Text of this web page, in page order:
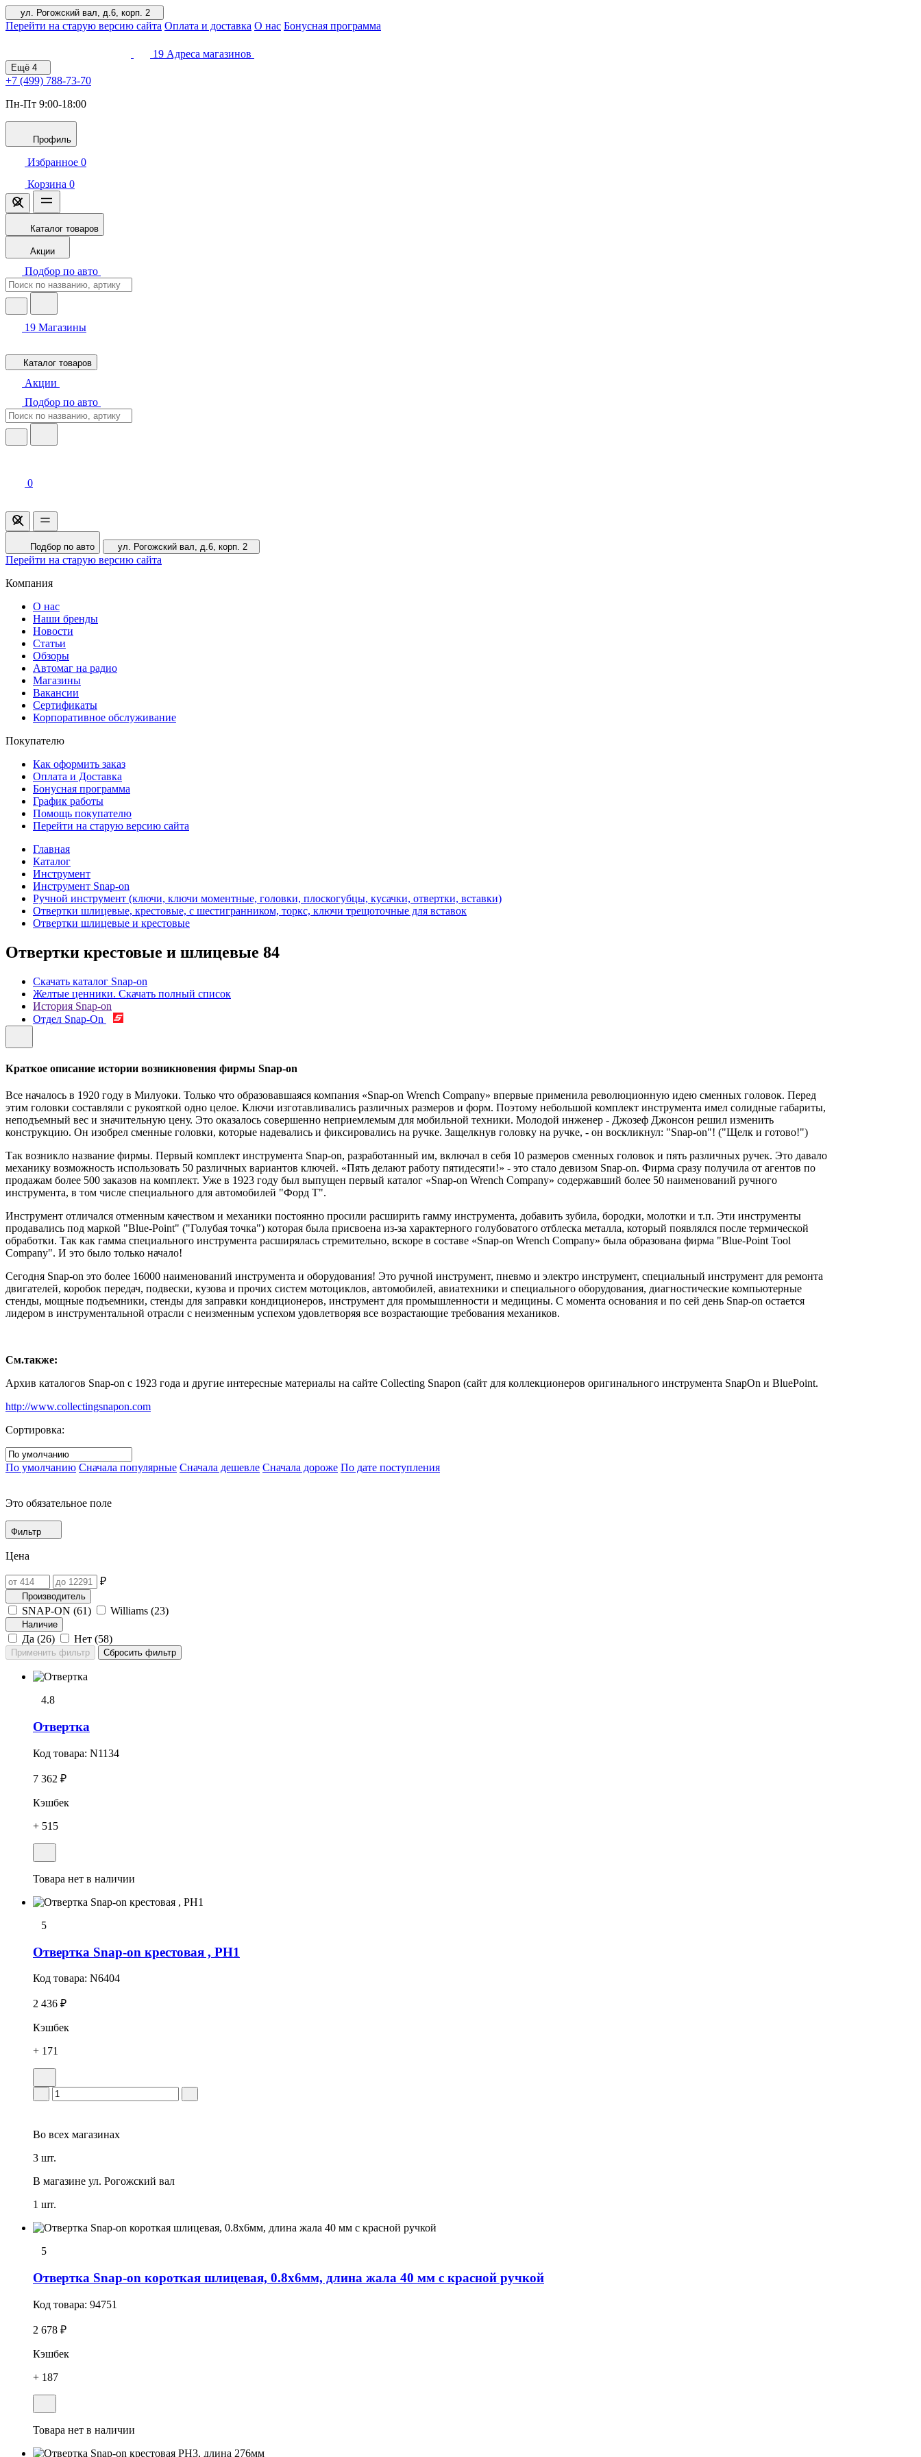
ул. Рогожский вал, д.6, корп. 2
Перейти на старую версию сайта Оплата и доставка О нас Бонусная программа
19 Адреса магазинов
Ещё 4
+7 (499) 788-73-70
Пн-Пт 9:00-18:00
Профиль
Избранное 0
Корзина 0
Каталог товаров
Акции
Подбор по авто
19 Магазины
Каталог товаров
Акции
Подбор по авто
0
Подбор по авто ул. Рогожский вал, д.6, корп. 2
Перейти на старую версию сайта
Компания
О нас
Наши бренды
Новости
Статьи
Обзоры
Автомаг на радио
Магазины
Вакансии
Сертификаты
Корпоративное обслуживание
Покупателю
Как оформить заказ
Оплата и Доставка
Бонусная программа
График работы
Помощь покупателю
Перейти на старую версию сайта
Главная
Каталог
Инструмент
Инструмент Snap-on
Ручной инструмент (ключи, ключи моментные, головки, плоскогубцы, кусачки, отвертки, вставки)
Отвертки шлицевые, крестовые, с шестигранником, торкс, ключи трещоточные для вставок
Отвертки шлицевые и крестовые
Отвертки крестовые и шлицевые 84
Скачать каталог Snap-on
Желтые ценники. Скачать полный список
История Snap-on
Отдел Snap-On
Краткое описание истории возникновения фирмы Snap-on
Все началось в 1920 году в Милуоки. Только что образовавшаяся компания «Snap-on Wrench Company» впервые применила революционную идею сменных головок. Перед
этим головки составляли с рукояткой одно целое. Ключи изготавливались различных размеров и форм. Поэтому небольшой комплект инструмента имел солидные габариты,
неподъемный вес и значительную цену. Это оказалось совершенно неприемлемым для мобильной техники. Молодой инженер - Джозеф Джонсон решил изменить
конструкцию. Он изобрел сменные головки, которые надевались и фиксировались на ручке. Защелкнув головку на ручке, - он воскликнул: "Snap-on"! ("Щелк и готово!")
Так возникло название фирмы. Первый комплект инструмента Snap-on, разработанный им, включал в себя 10 размеров сменных головок и пять различных ручек. Это давало
механику возможность использовать 50 различных вариантов ключей. «Пять делают работу пятидесяти!» - это стало девизом Snap-on. Фирма сразу получила от агентов по
продажам более 500 заказов на комплект. Уже в 1923 году был выпущен первый каталог «Snap-on Wrench Company» содержавший более 50 наименований ручного
инструмента, в том числе специального для автомобилей "Форд Т".
Инструмент отличался отменным качеством и механики постоянно просили расширить гамму инструмента, добавить зубила, бородки, молотки и т.п. Эти инструменты
продавались под маркой "Blue-Point" ("Голубая точка") которая была присвоена из-за характерного голубоватого отблеска металла, который появлялся после термической
обработки. Так как гамма специального инструмента расширялась стремительно, вскоре в составе «Snap-on Wrench Company» была образована фирма "Blue-Point Tool
Company". И это было только начало!
Сегодня Snap-on это более 16000 наименований инструмента и оборудования! Это ручной инструмент, пневмо и электро инструмент, специальный инструмент для ремонта
двигателей, коробок передач, подвески, кузова и прочих систем мотоциклов, автомобилей, авиатехники и специального оборудования, диагностические компьютерные
стенды, мощные подъемники, стенды для заправки кондиционеров, инструмент для промышленности и медицины. С момента основания и по сей день Snap-on остается
лидером в инструментальной отрасли с неизменным успехом удовлетворяя все возрастающие требования механиков.
См.также:
Архив каталогов Snap-on с 1923 года и другие интересные материалы на сайте Collecting Snapon (сайт для коллекционеров оригинального инструмента SnapOn и BluePoint.
http://www.collectingsnapon.com
Сортировка:
По умолчанию Сначала популярные Сначала дешевле Сначала дороже По дате поступления
Это обязательное поле
Фильтр
Цена
₽
Производитель
SNAP-ON (61) Williams (23)
Наличие
Да (26) Нет (58)
4.8
Отвеpтка
Код товара: N1134
7 362 ₽
Кэшбек
+ 515
Товара нет в наличии
5
Отвеpтка Snap-on кpестовая , PH1
Код товара: N6404
2 436 ₽
Кэшбек
+ 171
Во всех магазинах
3 шт.
В магазине ул. Рогожский вал
1 шт.
5
Отвеpтка Snap-on короткая шлицевая, 0.8х6мм, длина жала 40 мм с красной ручкой
Код товара: 94751
2 678 ₽
Кэшбек
+ 187
Товара нет в наличии